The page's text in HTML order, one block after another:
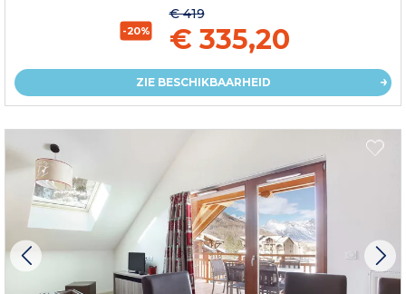
-20%
€ 419
€ 335,20
ZIE BESCHIKBAARHEID